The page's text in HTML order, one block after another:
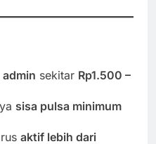
admin sekitar Rp1.500 –
sisa pulsa minimum
aktif lebih dari